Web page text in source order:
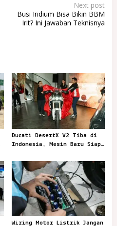
Next post
Busi Iridium Bisa Bikin BBM
Irit? Ini Jawaban Teknisnya
Ducati DesertX V2 Tiba di
Indonesia, Mesin Baru Siap
Wiring Motor Listrik Jangan